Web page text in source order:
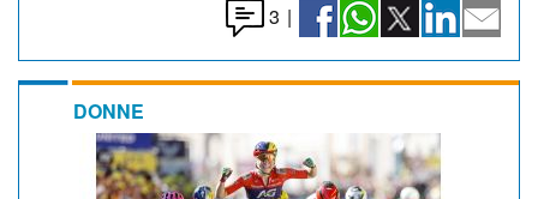
3 |
DONNE